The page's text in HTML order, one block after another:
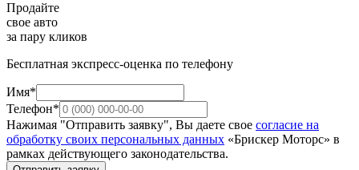
Продайте
свое авто
за пару кликов
Бесплатная экспресс-оценка по телефону
Имя*
Телефон*
Нажимая "Отправить заявку", Вы даете свое согласие на
обработку своих персональных данных «Брискер Моторс» в
рамках действующего законодательства.